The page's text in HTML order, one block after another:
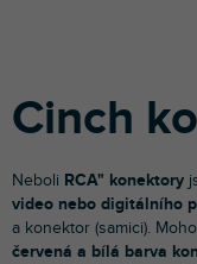
Cinch
Neboli RCA" konektory
video nebo digitálního
a konektor (samici).
červená a bílá barva